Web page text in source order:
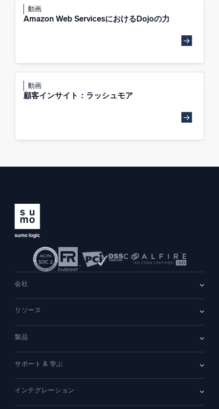
動画
Amazon Web ServicesにおけるDojoの力
動画
顧客インサイト：ラッシュモア
会社
採用情報
リーダーシップ
ニュースルーム
お問い合わせ
リソース
顧客事例
デモ
製品
SIEM
セキュリティ用ログ
監視とトラブルシューティング
サポート & 学ぶ
コミュニティ
サポート
インテグレーション